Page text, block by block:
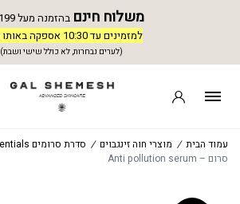
משלוח חינם בהזמנה מעל 199 ש״ח
למזמינים עד 10:30 אספקה באותו היום
(לערים נבחרות, לא כולל שישי ושבת)
עמוד הבית / מוצרי חוה זינגבוים / סדרת סרומים New-essentials
סרום – Anti pollution serum